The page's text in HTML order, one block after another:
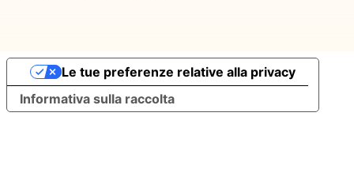
Informativa sulla raccolta
Le tue preferenze relative alla privacy